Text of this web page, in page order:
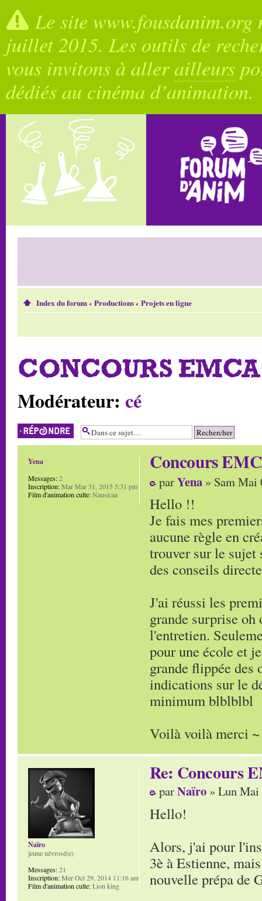
Le site
juillet 2015. Les outils de
vous invitons à allerailleurs
dédiés au cinéma d’animation.
Index du forum‹ Productions‹ Projets en ligne
CONCOURS
Modérateur: cé
Répondre
Concours
parYena » Sam Mai
Hello !!
Je fais mes
aucune règle en
trouver sur le sujet
des conseils
J'ai réussi les
grande surprise
l'entretien.
pour une école et
grande flippée des
indications sur le
minimum blblblbl
Voilà voilà merci ~
Yena
Messages:2
Inscription:Mar Mar 31, 2015 5:31 pm
Film d'animation culte:Nausicaa
Re: Concours
parNaïro » Lun Mai
Hello!
Alors, j'ai pour
3è à Estienne,
nouvelle prépa de
Naïro
jeune névrosé(e)
Messages:21
Inscription:Mer Oct 29, 2014 11:16 am
Film d'animation culte:Lion king